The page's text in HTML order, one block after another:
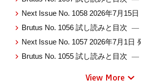
Next Issue No. 1058 2026年7月15日
Brutus No. 1056 試し読みと目次 —
Next Issue No. 1057 2026年7月1日
Brutus No. 1055 試し読みと目次 —
View More